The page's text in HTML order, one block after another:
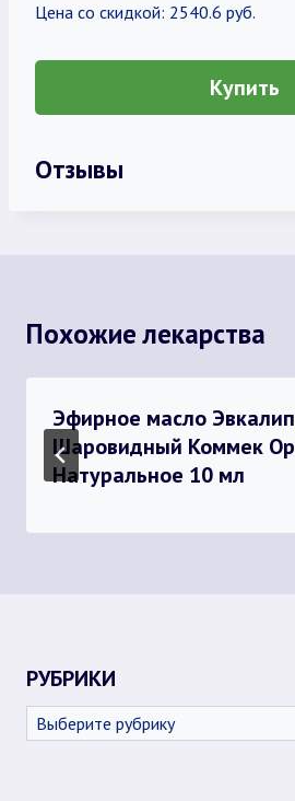
Цена со скидкой: 2540.6 руб.
Купить
Отзывы
Похожие лекарства
Эфирное масло
Шаровидный Коммек
Натуральное 10 мл
РУБРИКИ
Рубрики